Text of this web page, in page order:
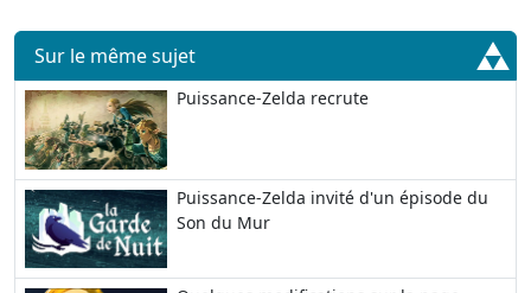
Sur le même sujet
Puissance-Zelda recrute
Puissance-Zelda invité d'un épisode du
Son du Mur